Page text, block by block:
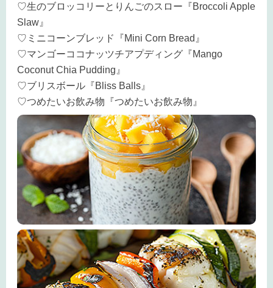
♡生のブロッコリーとりんごのスロー『Broccoli Apple
Slaw』
♡ミニコーンブレッド『Mini Corn Bread』
♡マンゴーココナッツチアプディング『Mango
Coconut Chia Pudding』
♡ブリスボール『Bliss Balls』
♡つめたいお飲み物『つめたいお飲み物』